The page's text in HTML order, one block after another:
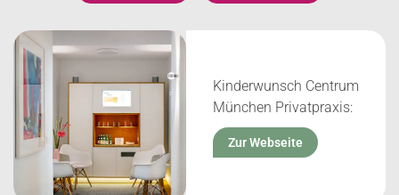
Kinderwunsch Centrum
München Privatpraxis:
Zur Webseite